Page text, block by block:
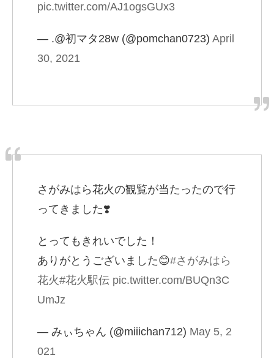
pic.twitter.com/AJ1ogsGUx3
— .@初マタ28w (@pomchan0723) April
30, 2021
さがみはら花火の観覧が当たったので行
ってきました❣️
とってもきれいでした！
ありがとうございました😊#さがみはら
花火#花火駅伝 pic.twitter.com/BUQn3C
UmJz
— みぃちゃん (@miiichan712) May 5, 2
021